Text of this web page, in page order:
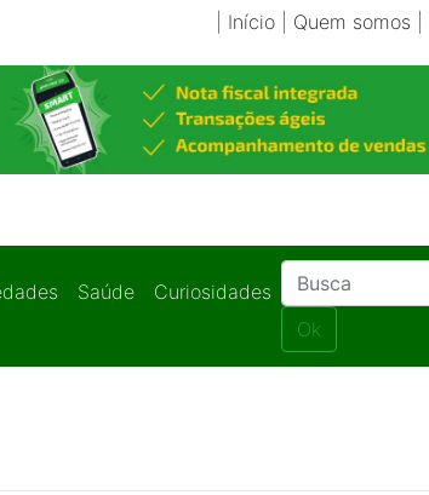
Início| Quem somos
Saúde
Curiosidades
Ok